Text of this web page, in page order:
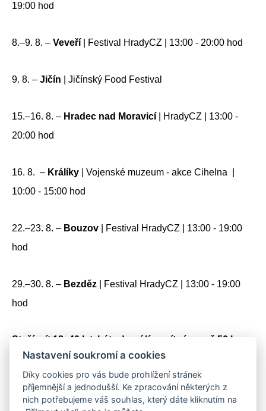
19:00 hod
8.–9. 8. – Veveří | Festival HradyCZ | 13:00 - 20:00 hod
9. 8. – Jičín | Jičínský Food Festival
15.–16. 8. – Hradec nad Moravicí | HradyCZ | 13:00 -
20:00 hod
16. 8. – Králíky
| Vojenské muzeum - akce Cihelna |
10:00 - 15:00 hod
22.–23. 8. – Bouzov | Festival HradyCZ | 13:00 - 19:00
hod
29.–30. 8. – Bezděz | Festival HradyCZ | 13:00 - 19:00
hod
Stačí mít 18–40 let, být zdravý/á a mít více než 50 kg.
Sdílejte na sociálních sítích
SdíletFacebook
TwitterEmailMessenger
GmailLinkedInWhatsApp
Nastavení soukromí a cookies
Díky cookies pro vás bude prohlížení stránek
příjemnější a jednodušší. Ke zpracování některých z
nich potřebujeme váš souhlas, který dáte kliknutím na